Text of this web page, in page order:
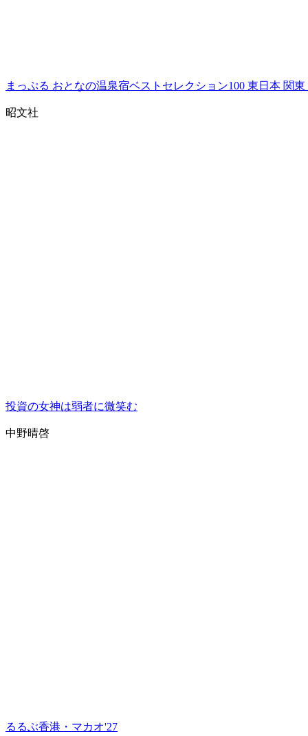
まっぷる おとなの温泉宿ベストセレクション100 東日本 関
昭文社
投資の女神は弱者に微笑む
中野晴啓
るるぶ香港・マカオ'27